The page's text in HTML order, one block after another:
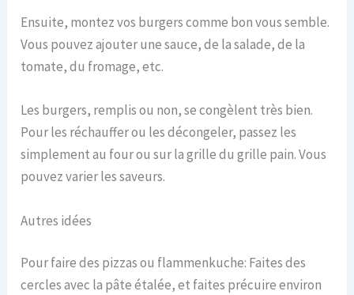
Ensuite, montez vos burgers comme bon vous semble.
Vous pouvez ajouter une sauce, de la salade, de la
tomate, du fromage, etc.
Les burgers, remplis ou non, se congèlent très bien.
Pour les réchauffer ou les décongeler, passez les
simplement au four ou sur la grille du grille pain. Vous
pouvez varier les saveurs.
Autres idées
Pour faire des pizzas ou flammenkuche: Faites des
cercles avec la pâte étalée, et faites précuire environ